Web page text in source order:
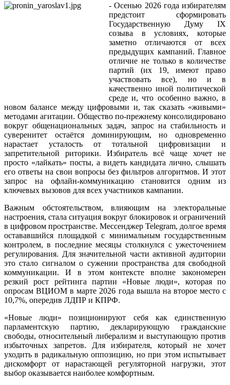
- Осенью 2026 года избирателям
предстоит сформировать
Государственную Думу IX
созыва в условиях, которые
заметно отличаются от всех
предыдущих кампаний. Главное
отличие не только в количестве
партий (их 19, имеют право
участвовать все), но и в
качественно иной политической
среде и, что особенно важно, в
новом балансе между цифровыми и, так сказать «живыми»
методами агитации. Общество по-прежнему консолидировано
вокруг общенациональных задач, запрос на стабильность и
суверенитет остаётся доминирующим, но одновременно
нарастает усталость от тотальной цифровизации и
запретительной риторики. Избиратель всё чаще хочет не
просто «лайкать» посты, а видеть кандидата лично, слышать
его ответы на свои вопросы без фильтров алгоритмов. И этот
запрос на офлайн-коммуникацию становится одним из
ключевых вызовов для всех участников кампании.
Важным обстоятельством, влияющим на электоральные
настроения, стала ситуация вокруг блокировок и ограничений
в цифровом пространстве. Мессенджер Telegram, долгое время
остававшийся площадкой с минимальным государственным
контролем, в последние месяцы столкнулся с ужесточением
регулирования. Для значительной части активной аудитории
это стало сигналом о сужении пространства для свободной
коммуникации. И в этом контексте вполне закономерен
резкий рост рейтинга партии «Новые люди», которая по
опросам ВЦИОМ в марте 2026 года вышла на второе место с
10,7%, опередив ЛДПР и КПРФ.
«Новые люди» позиционируют себя как единственную
парламентскую партию, декларирующую гражданские
свободы, относительный либерализм и выступающую против
избыточных запретов. Для избирателя, который не хочет
уходить в радикальную оппозицию, но при этом испытывает
дискомфорт от нарастающей регуляторной нагрузки, этот
выбор оказывается наиболее комфортным.